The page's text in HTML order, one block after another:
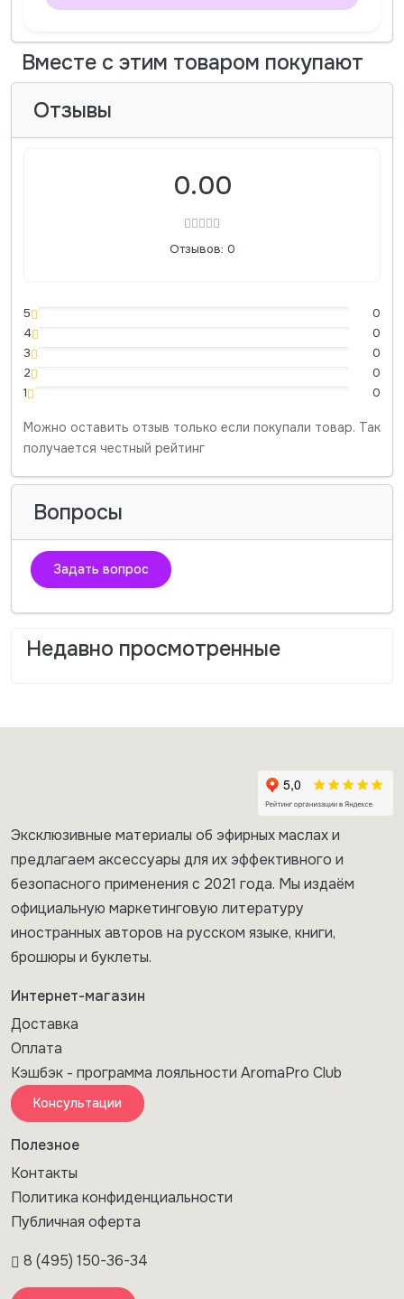
Вместе с этим товаром покупают
Отзывы
0.00
Отзывов: 0
5
0
4
0
3
0
2
0
1
0
Можно оставить отзыв только если покупали товар. Так
получается честный рейтинг
Вопросы
Задать вопрос
Недавно просмотренные
Эксклюзивные материалы об эфирных маслах и
предлагаем аксессуары для их эффективного и
безопасного применения с 2021 года. Мы издаём
официальную маркетинговую литературу
иностранных авторов на русском языке, книги,
брошюры и буклеты.
Интернет-магазин
Доставка
Оплата
Кэшбэк - программа лояльности AromaPro Club
Консультации
Полезное
Контакты
Политика конфиденциальности
Публичная оферта
8 (495) 150-36-34